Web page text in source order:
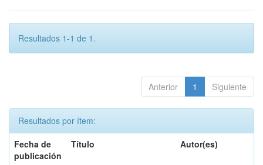
Resultados 1-1 de 1.
Anterior 1 Siguiente
Resultados por ítem:
Fecha de
publicación
Título Autor(es)